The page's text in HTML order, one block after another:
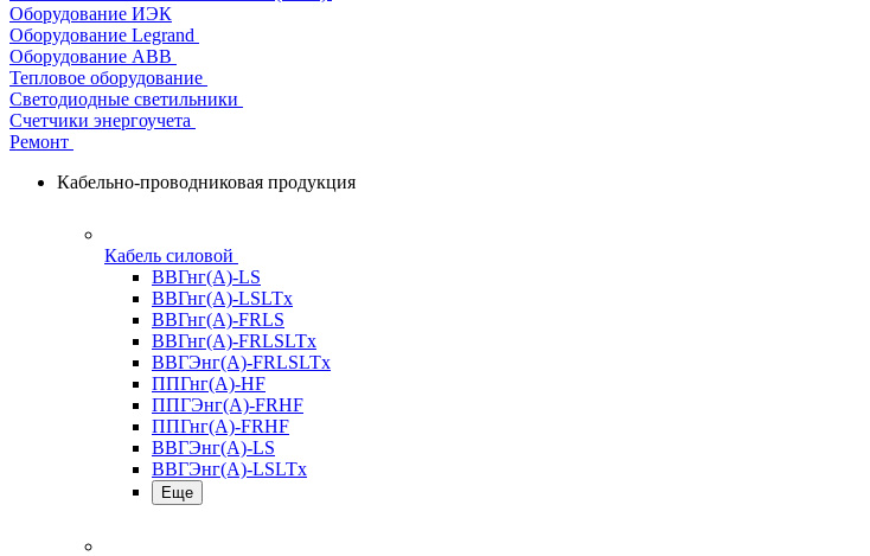
Оборудование ИЭК
Оборудование Legrand
Оборудование АВВ
Тепловое оборудование
Светодиодные светильники
Счетчики энергоучета
Ремонт
Кабельно-проводниковая продукция
Кабель силовой
ВВГнг(А)-LS
ВВГнг(А)-LSLTx
ВВГнг(А)-FRLS
ВВГнг(А)-FRLSLTx
ВВГЭнг(А)-FRLSLTx
ППГнг(А)-HF
ППГЭнг(А)-FRHF
ППГнг(А)-FRHF
ВВГЭнг(А)-LS
ВВГЭнг(А)-LSLTx
Еще